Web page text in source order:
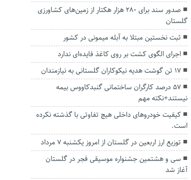
صدور سند برای ۲۸۰ هزار هکتار از زمین‌های کشاورزی
گلستان
ثبت نخستين مبتلا به آبله میمونی در کشور
اجرای الگوی کشت بر روی کاغذ فایده‌ای ندارد
۱۷ تن گوشت هدیه نیکوکاران گلستانی به نیازمندان
۵۷ درصد کارگران ساختمانی گنبدکاووس بیمه
نیستند+نکته مهم
کیفیت خودروهای داخلی هیچ تفاوتی با گذشته نکرده
است.
توزیع ارز اربعین در گلستان از امروز یکشنبه ۷ مرداد
سی و هشتمین جشنواره موسیقی فجر در گلستان
آغاز شد